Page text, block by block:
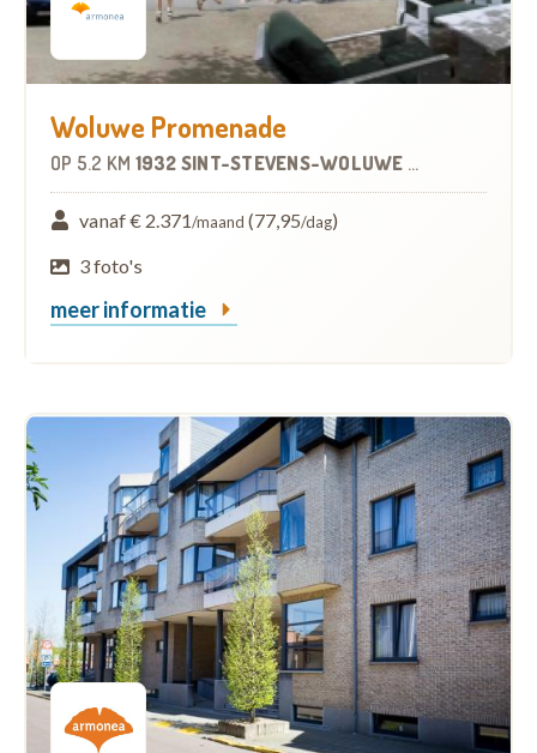
Woluwe Promenade
OP 5.2 KM 1932 SINT-STEVENS-WOLUWE -
vanaf € 2.371/maand (77,95/dag)
3 foto's
meer informatie